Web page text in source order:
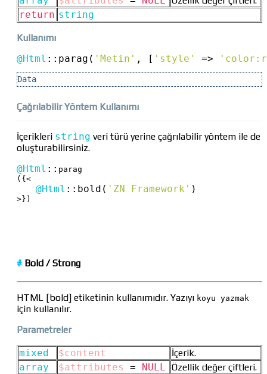
return string
Kullanımı
@Html :: parag( 'Metin' , [ 'style' =>
Data
Çağrılabilir Yöntem Kullanımı
İçerikleri string veri türü yerine çağrılabilir yöntem ile de
oluşturabilirsiniz.
@Html :: parag
({<
@Html :: bold( 'ZN Framework' )
>})
# Bold /Strong
HTML [bold] etiketinin kullanımıdır. Yazıyı koyu yazmak
için kullanılır.
Parametreler
mixed $content
İçerik.
array
$attributes = NULL Özellik değer çiftleri.